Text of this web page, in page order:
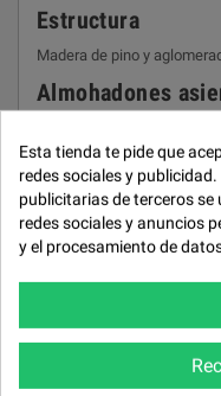
Estructura
Madera de pino y
Almohadones
Almohadones
Fibra hueca garantizada.
Almohadones
Fijos. Desenfundables.
Respaldos
Esta tienda te pide que
redes sociales y
publicitarias de terceros
redes sociales y anuncios
y el procesamiento de